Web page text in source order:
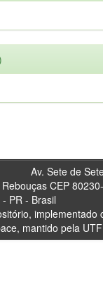
de
CEP
- PR -
implementado
mantido pela